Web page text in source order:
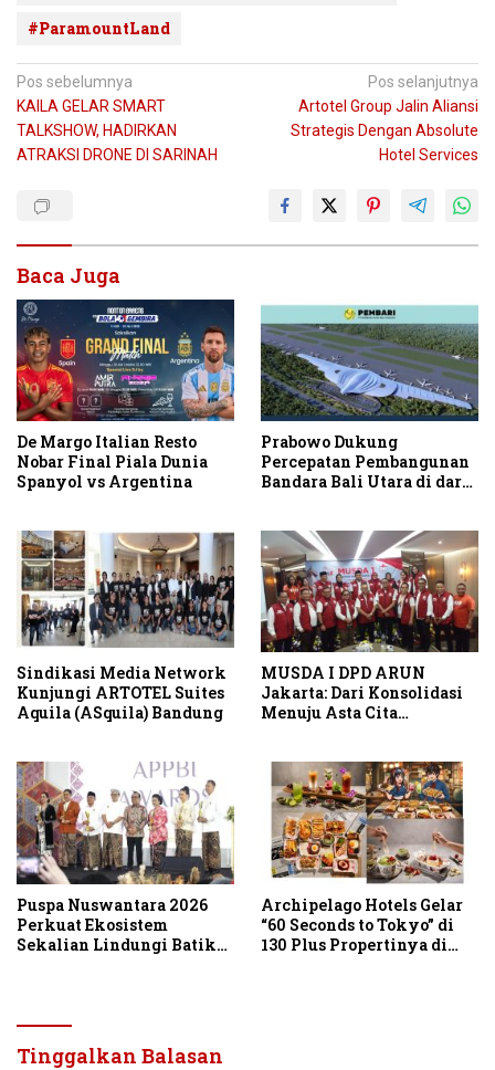
#ParamountLand
Navigasi
pos
Pos sebelumnya
KAILA GELAR SMART
TALKSHOW, HADIRKAN
ATRAKSI DRONE DI SARINAH
Pos selanjutnya
Artotel Group Jalin Aliansi
Strategis Dengan Absolute
Hotel Services
Baca Juga
De Margo Italian Resto
Nobar Final Piala Dunia
Spanyol vs Argentina
Prabowo Dukung
Percepatan Pembangunan
Bandara Bali Utara di darat
Sindikasi Media Network
Kunjungi ARTOTEL Suites
Aquila (ASquila) Bandung
MUSDA I DPD ARUN
Jakarta: Dari Konsolidasi
Menuju Asta Cita
Puspa Nuswantara 2026
Perkuat Ekosistem
Sekalian Lindungi Batik
Archipelago Hotels Gelar
“60 Seconds to Tokyo” di
130 Plus Propertinya di
Tinggalkan Balasan